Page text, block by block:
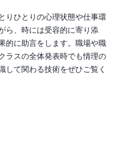
ひとりの心理状態や仕事環
ら、時には受容的に寄り添
的に助言をします。職場や職
ラスの全体発表時でも情理の
して関わる技術をぜひご覧く